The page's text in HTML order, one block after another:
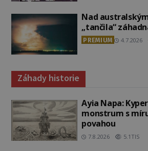
Nad
„tančila“
PREMIUM 4.7.2026
Záhady historie
Ayia Napa:
monstrum s
povahou
7.8.2026 5.1TIS